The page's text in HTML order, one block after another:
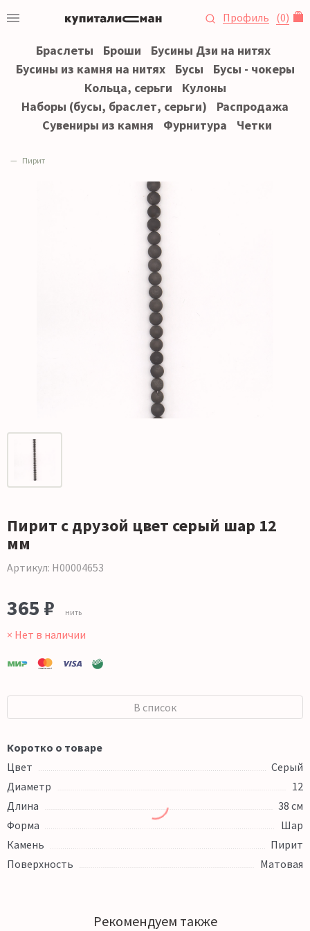
Профиль (0)
Браслеты Броши
Бусины Дзи на нитях
Бусины из камня на нитях
Бусы
Бусы - чокеры
Кольца, серьги
Кулоны
Наборы (бусы, браслет, серьги)
Распродажа
Сувениры из камня
Фурнитура Четки
Пирит
Пирит с друзой цвет серый шар 12
мм
Артикул: Н00004653
365 ₽ нить
× Нет в наличии
В список
Коротко о товаре
Цвет
Серый
Диаметр
12
Длина
38 см
Форма
Шар
Камень
Пирит
Поверхность
Матовая
Рекомендуем также